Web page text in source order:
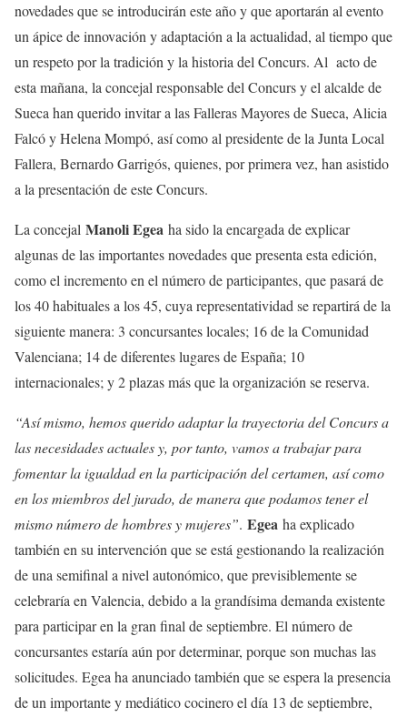
novedades que se introducirán este año y que aportarán al evento
un ápice de innovación y adaptación a la actualidad, al tiempo que
un respeto por la tradición y la historia del Concurs. Al acto de
esta mañana, la concejal responsable del Concurs y el alcalde de
Sueca han querido invitar a las Falleras Mayores de Sueca, Alicia
Falcó y Helena Mompó, así como al presidente de la Junta Local
Fallera, Bernardo Garrigós, quienes, por primera vez, han asistido
a la presentación de este Concurs.
La concejal Manoli Egea ha sido la encargada de explicar
algunas de las importantes novedades que presenta esta edición,
como el incremento en el número de participantes, que pasará de
los 40 habituales a los 45, cuya representatividad se repartirá de la
siguiente manera: 3 concursantes locales; 16 de la Comunidad
Valenciana; 14 de diferentes lugares de España; 10
internacionales; y 2 plazas más que la organización se reserva.
“Así mismo, hemos querido adaptar la trayectoria del Concurs a
las necesidades actuales y, por tanto, vamos a trabajar para
fomentar la igualdad en la participación del certamen, así como
en los miembros del jurado, de manera que podamos tener el
mismo número de hombres y mujeres”. Egea ha explicado
también en su intervención que se está gestionando la realización
de una semifinal a nivel autonómico, que previsiblemente se
celebraría en Valencia, debido a la grandísima demanda existente
para participar en la gran final de septiembre. El número de
concursantes estaría aún por determinar, porque son muchas las
solicitudes. Egea ha anunciado también que se espera la presencia
de un importante y mediático cocinero el día 13 de septiembre,